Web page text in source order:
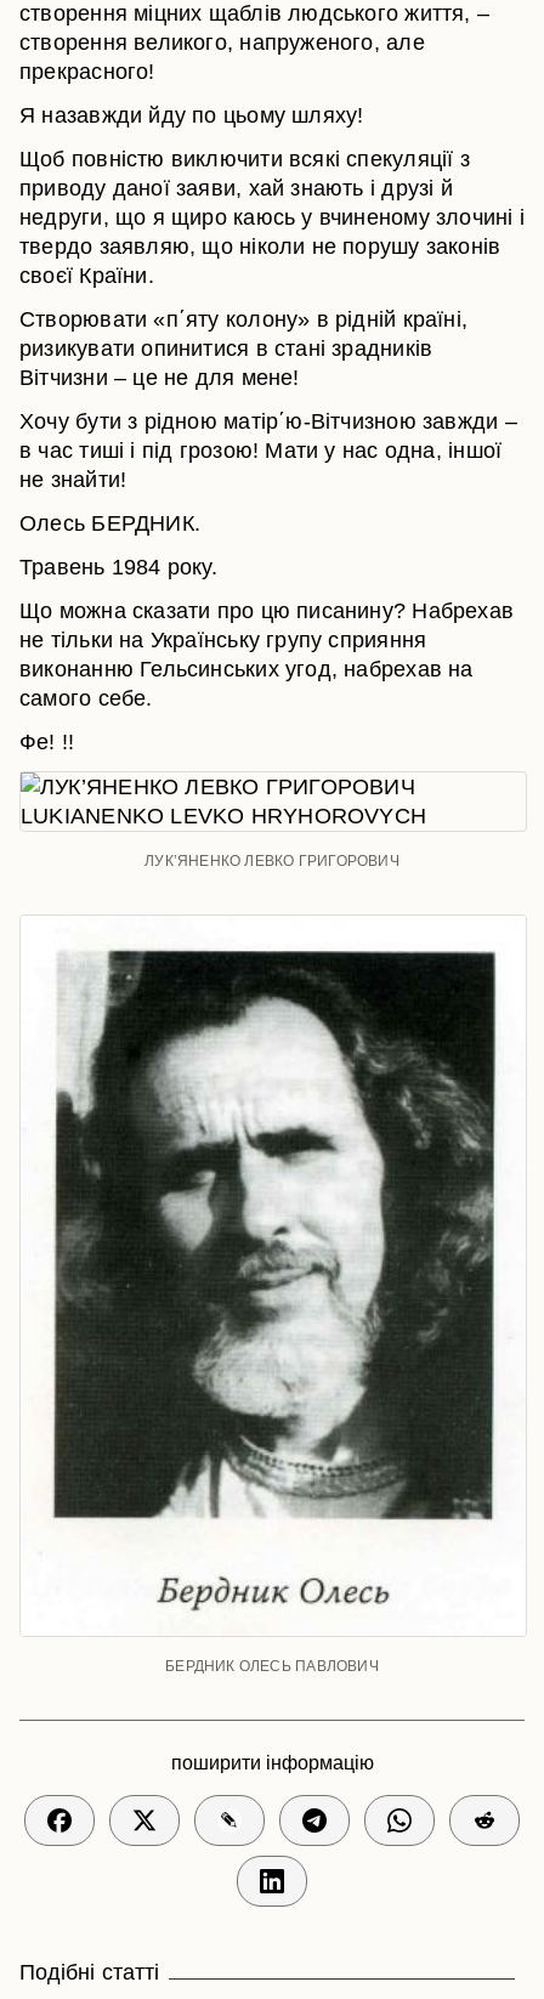
створення міцних щаблів людського життя, –
створення великого, напруженого, але
прекрасного!
Я назавжди йду по цьому шляху!
Щоб повністю виключити всякі спекуляції з
приводу даної заяви, хай знають і друзі й
недруги, що я щиро каюсь у вчиненому злочині і
твердо заявляю, що ніколи не порушу законів
своєї Країни.
Створювати «п΄яту колону» в рідній країні,
ризикувати опинитися в стані зрадників
Вітчизни – це не для мене!
Хочу бути з рідною матір΄ю-Вітчизною завжди –
в час тиші і під грозою! Мати у нас одна, іншої
не знайти!
Олесь БЕРДНИК.
Травень 1984 року.
Що можна сказати про цю писанину? Набрехав
не тільки на Українську групу сприяння
виконанню Гельсинських угод, набрехав на
самого себе.
Фе! !!
ЛУК’ЯНЕНКО ЛЕВКО ГРИГОРОВИЧ
БЕРДНИК ОЛЕСЬ ПАВЛОВИЧ
поширити інформацію
Подібні статті